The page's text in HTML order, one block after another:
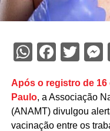
Após o registro de
Paulo, a Associação
(ANAMT) divulgou
vacinação entre os